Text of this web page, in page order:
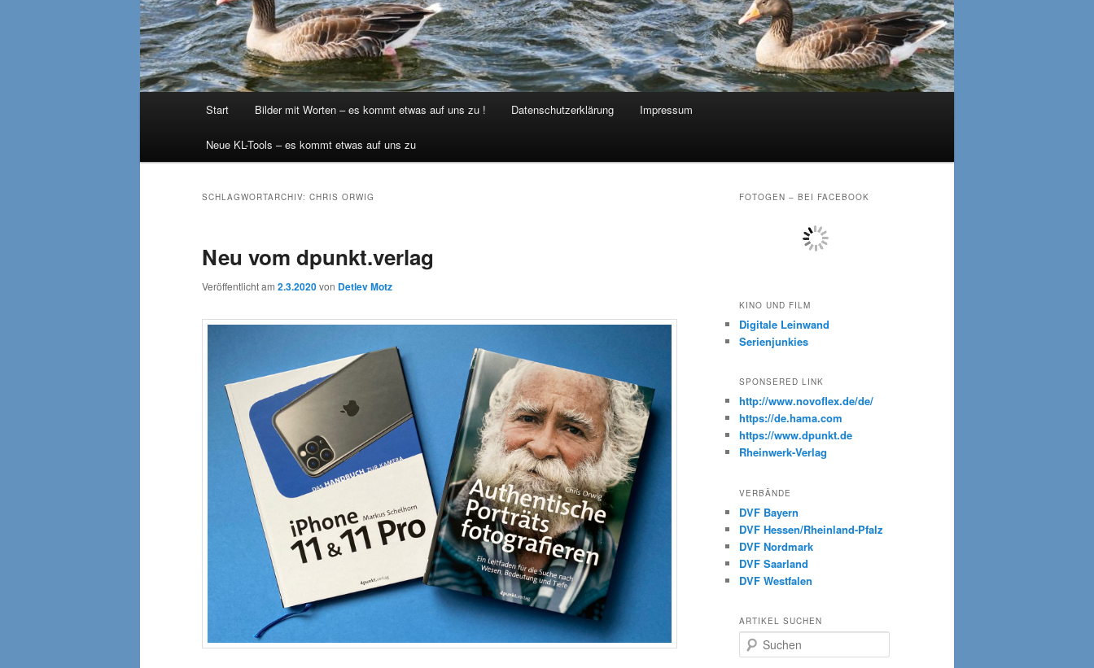
Start Bilder mit Worten – es kommt etwas auf uns zu ! Datenschutzerklärung Impressum
Neue KL-Tools – es kommt etwas auf uns zu
SCHLAGWORTARCHIV: CHRIS ORWIG
Neu vom dpunkt.verlag
Veröffentlicht am 2.3.2020von Detlev Motz
FOTOGEN – BEI FACEBOOK
KINO UND FILM
Digitale Leinwand
Serienjunkies
SPONSERED LINK
http://www.novoflex.de/de/
https://de.hama.com
https://www.dpunkt.de
Rheinwerk-Verlag
VERBÄNDE
DVF Bayern
DVF Hessen/Rheinland-Pfalz
DVF Nordmark
DVF Saarland
DVF Westfalen
ARTIKEL SUCHEN
u